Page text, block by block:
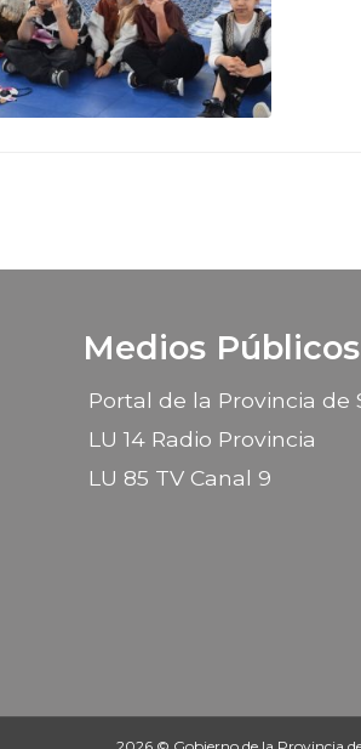
Medios Públicos
Portal de la Provincia de
LU 14 Radio Provincia
LU 85 TV Canal 9